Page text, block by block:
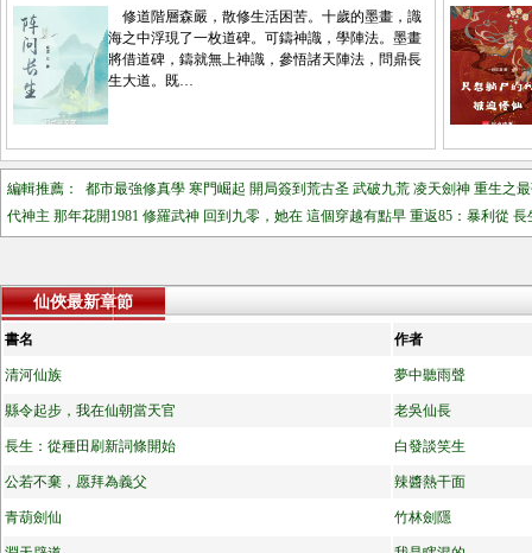
修道階層森嚴，散修生活困苦。十歲的墨畫，識
海之中浮現了一枚道碑。可鑄神識，學陣法。墨畫
將借道碑，鑄就無上神識，參悟諸天陣法，問鼎長
生大道。既…
編輯推薦： 都市最強修真學 寒門崛起 開局簽到荒古圣 武破九荒 凌天劍神 重生之
代神主 那年花開1981 修羅武神 回到九零，她在 這個穿越有點早 重返85：暴利從 長
仙俠最新章節
書名 作者
清河仙族 夢中聽雨聲
縣令起步，我在仙朝當天官 老吳仙長
長生：從種田刷新詞條開始 白發談笑生
公若不棄，愿拜為義父 辣醬熱干面
青葫劍仙 竹林劍隱